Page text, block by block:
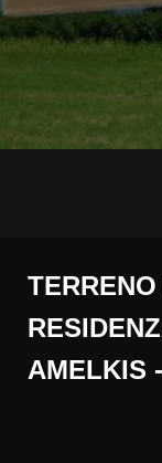
AMELKIS